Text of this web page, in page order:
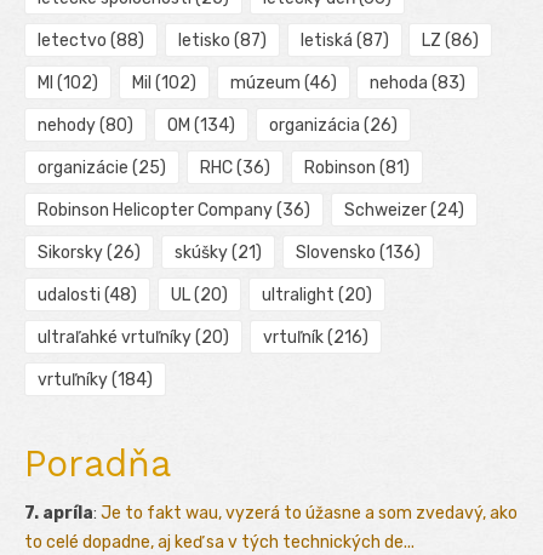
letectvo (88) letisko (87) letiská (87) LZ (86)
MI (102) Mil (102) múzeum (46) nehoda (83)
nehody(80) OM (134) organizácia (26)
organizácie (25) RHC(36) Robinson (81)
Robinson Helicopter Company(36) Schweizer(24)
Sikorsky(26) skúšky(21) Slovensko (136)
udalosti (48) UL(20) ultralight (20)
ultraľahké vrtuľníky(20) vrtuľník(216)
vrtuľníky(184)
Poradňa
7. apríla: Je to fakt wau, vyzerá to úžasne a som zvedavý, ako
to celé dopadne, aj keď sa v tých technických de...